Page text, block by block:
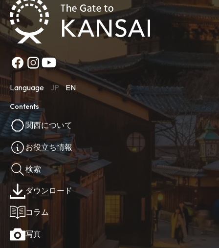
Language JP EN
Contents
関西について
お役立ち情報
検索
ダウンロード
コラム
写真